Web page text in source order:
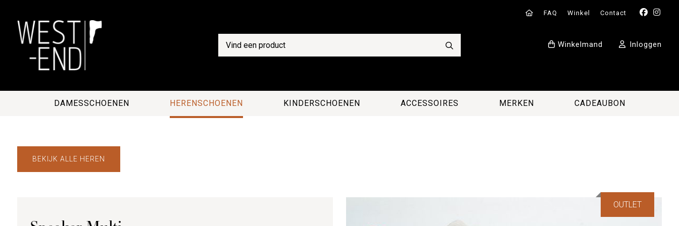
FAQ Winkel Contact
Inloggen
Winkelmand
DAMESSCHOENEN HERENSCHOENEN KINDERSCHOENEN ACCESSOIRES MERKEN CADEAUBON
BEKIJK ALLE HEREN
OUTLET